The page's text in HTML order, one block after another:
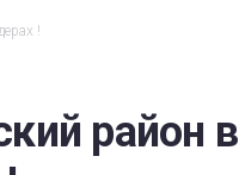
!
район в